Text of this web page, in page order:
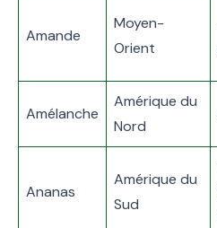
Amande
Moyen-
Orient
Amélanche
Amérique du
Nord
Ananas
Amérique du
Sud